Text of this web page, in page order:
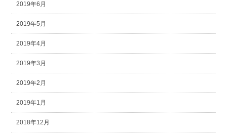
2019年6月
2019年5月
2019年4月
2019年3月
2019年2月
2019年1月
2018年12月